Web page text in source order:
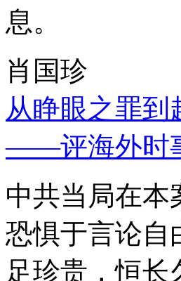
息。
肖国珍
从睁眼之罪到
——评海外时
中共当局在本
恐惧于言论自
足珍贵，恒